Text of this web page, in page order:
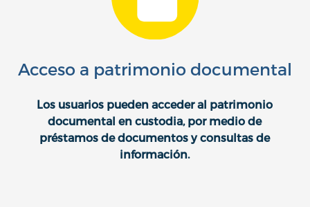
Acceso a patrimonio documental
Los usuarios pueden acceder al patrimonio
documental en custodia, por medio de
préstamos de documentos y consultas de
información.